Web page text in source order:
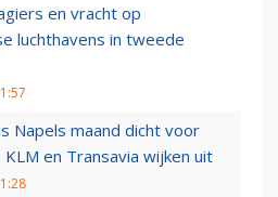
en vracht op
luchthavens in tweede
Napels maand dicht voor
en Transavia wijken uit